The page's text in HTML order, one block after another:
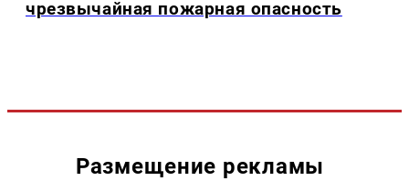
чрезвычайная пожарная опасность
Размещение рекламы